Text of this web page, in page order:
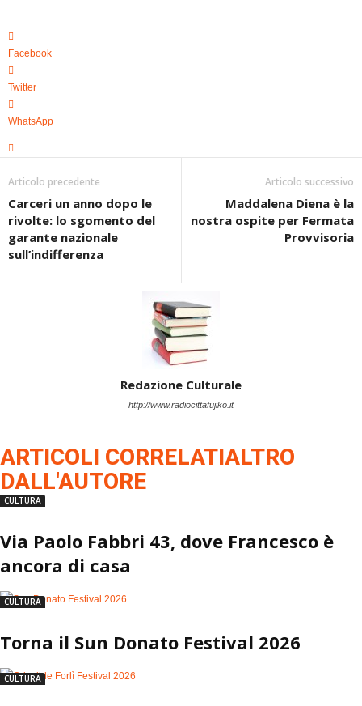
Facebook
Twitter
WhatsApp
Articolo precedente
Carceri un anno dopo le
rivolte: lo sgomento del
garante nazionale
sull’indifferenza
Articolo successivo
Maddalena Diena è la
nostra ospite per Fermata
Provvisoria
Redazione Culturale
http://www.radiocittafujiko.it
ARTICOLI CORRELATIALTRO
DALL'AUTORE
CULTURA
Via Paolo Fabbri 43, dove Francesco è
ancora di casa
CULTURA
Torna il Sun Donato Festival 2026
CULTURA